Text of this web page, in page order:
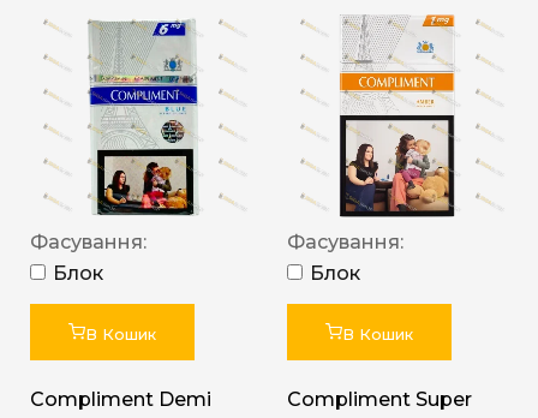
Фасування:
Блок
В Кошик
Compliment Demi
Фасування:
Блок
В Кошик
Compliment Super